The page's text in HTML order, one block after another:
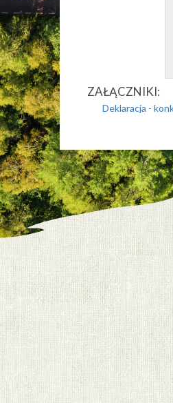
ZAŁĄCZNIKI:
Deklaracja -